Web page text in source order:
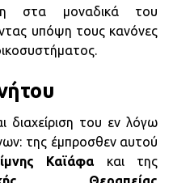
στα μοναδικά του
υπόψη τους κανόνες
διαχείριση του εν λόγω
της έμπροσθεν αυτού
Καϊάφακαι της